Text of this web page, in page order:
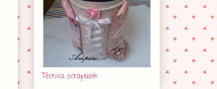
Técnica scrapbook